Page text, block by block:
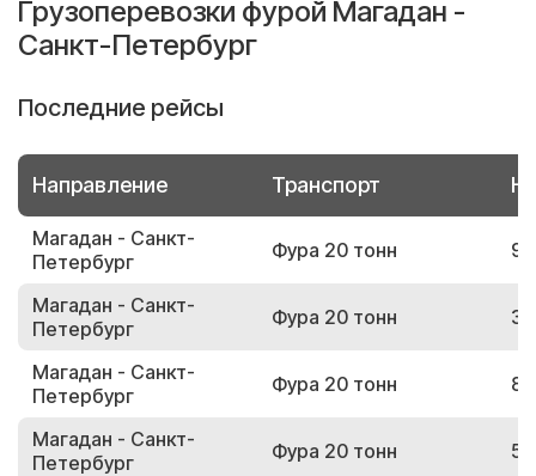
Грузоперевозки фурой Магадан -
Санкт-Петербург
Последние рейсы
Направление Транспорт
Магадан - Санкт-
Петербург
Фура 20 тонн
Магадан - Санкт-
Петербург
Фура 20 тонн
Магадан - Санкт-
Петербург
Фура 20 тонн
Магадан - Санкт-
Петербург
Фура 20 тонн